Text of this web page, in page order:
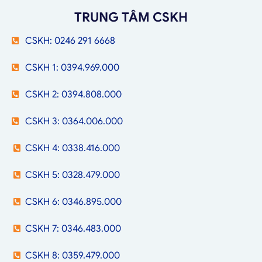
TRUNG TÂM CSKH
CSKH: 0246 291 6668
CSKH 1: 0394.969.000
CSKH 2: 0394.808.000
CSKH 3: 0364.006.000
CSKH 4: 0338.416.000
CSKH 5: 0328.479.000
CSKH 6: 0346.895.000
CSKH 7: 0346.483.000
CSKH 8: 0359.479.000